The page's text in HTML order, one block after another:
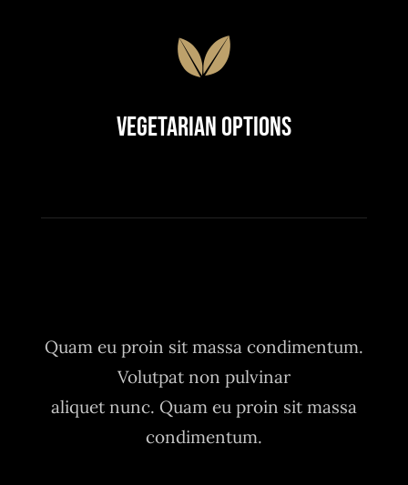
Vegetarian Options
Quam eu proin sit massa condimentum.
Volutpat non pulvinar
aliquet nunc. Quam eu proin sit massa
condimentum.